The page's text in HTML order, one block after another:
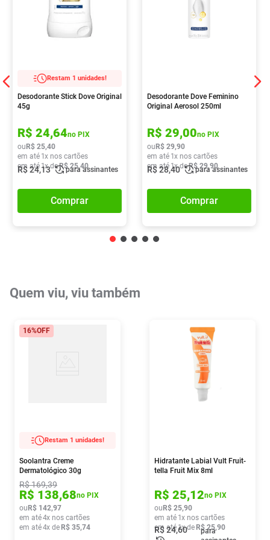
Restam 1 unidades!
Desodorante Stick Dove Original
45g
R$ 24,64no PIX
ou R$ 25,40
em até 1x nos cartões
em até 1x deR$ 25,40
R$24,13 para assinantes
Comprar
Desodorante Dove Feminino
Original Aerosol 250ml
R$ 29,00no PIX
ou R$ 29,90
em até 1x nos cartões
em até 1x deR$ 29,90
R$28,40 para assinantes
Comprar
Quem viu, viu também
16%OFF
Restam 1 unidades!
Soolantra Creme
Dermatológico 30g
R$169,39
R$ 138,68no PIX
ou R$ 142,97
em até4x nos cartões
em até4x de R$ 35,74
Hidratante Labial Vult Fruit-
tella Fruit Mix 8ml
R$ 25,12no PIX
ou R$ 25,90
em até 1x nos cartões
em até1x de R$ 25,90
R$24,60
para